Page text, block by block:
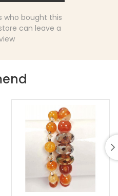
who bought this
can leave a